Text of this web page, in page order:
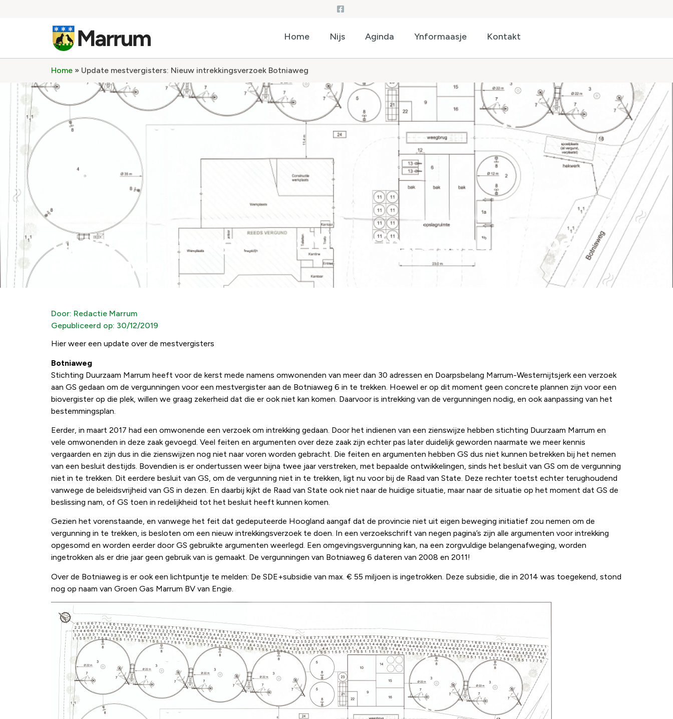
Home Nijs Aginda Ynformaasje Kontakt
Home » Update mestvergisters: Nieuw intrekkingsverzoek Botniaweg
Update mestvergisters: Nieuw intrekkingsverzoek
Botniaweg
Door: Redactie Marrum
Gepubliceerd op: 30/12/2019
Hier weer een update over de mestvergisters
Botniaweg
Stichting Duurzaam Marrum heeft voor de kerst mede namens omwonenden van meer dan 30 adressen en Doarpsbelang Marrum-Westernijtsjerk een verzoek
aan GS gedaan om de vergunningen voor een mestvergister aan de Botniaweg 6 in te trekken. Hoewel er op dit moment geen concrete plannen zijn voor een
biovergister op die plek, willen we graag zekerheid dat die er ook niet kan komen. Daarvoor is intrekking van de vergunningen nodig, en ook aanpassing van het
bestemmingsplan.
Eerder, in maart 2017 had een omwonende een verzoek om intrekking gedaan. Door het indienen van een zienswijze hebben stichting Duurzaam Marrum en
vele omwonenden in deze zaak gevoegd. Veel feiten en argumenten over deze zaak zijn echter pas later duidelijk geworden naarmate we meer kennis
vergaarden en zijn dus in die zienswijzen nog niet naar voren worden gebracht. Die feiten en argumenten hebben GS dus niet kunnen betrekken bij het nemen
van een besluit destijds. Bovendien is er ondertussen weer bijna twee jaar verstreken, met bepaalde ontwikkelingen, sinds het besluit van GS om de vergunning
niet in te trekken. Dit eerdere besluit van GS, om de vergunning niet in te trekken, ligt nu voor bij de Raad van State. Deze rechter toetst echter terughoudend
vanwege de beleidsvrijheid van GS in dezen. En daarbij kijkt de Raad van State ook niet naar de huidige situatie, maar naar de situatie op het moment dat GS de
beslissing nam, of GS toen in redelijkheid tot het besluit heeft kunnen komen.
Gezien het vorenstaande, en vanwege het feit dat gedeputeerde Hoogland aangaf dat de provincie niet uit eigen beweging initiatief zou nemen om de
vergunning in te trekken, is besloten om een nieuw intrekkingsverzoek te doen. In een verzoekschrift van negen pagina’s zijn alle argumenten voor intrekking
opgesomd en worden eerder door GS gebruikte argumenten weerlegd. Een omgevingsvergunning kan, na een zorgvuldige belangenafweging, worden
ingetrokken als er drie jaar geen gebruik van is gemaakt. De vergunningen van Botniaweg 6 dateren van 2008 en 2011!
Over de Botniaweg is er ook een lichtpuntje te melden: De SDE+subsidie van max. € 55 miljoen is ingetrokken. Deze subsidie, die in 2014 was toegekend, stond
nog op naam van Groen Gas Marrum BV van Engie.